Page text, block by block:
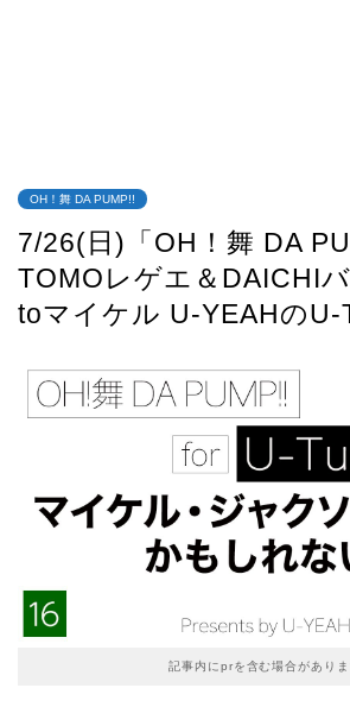
OH！舞 DA PUMP!!
7/26(日)「OH！舞 DA
TOMOレゲエ＆DAICHI
toマイケル U-YEAHのU-
記事内にprを含む場合があり